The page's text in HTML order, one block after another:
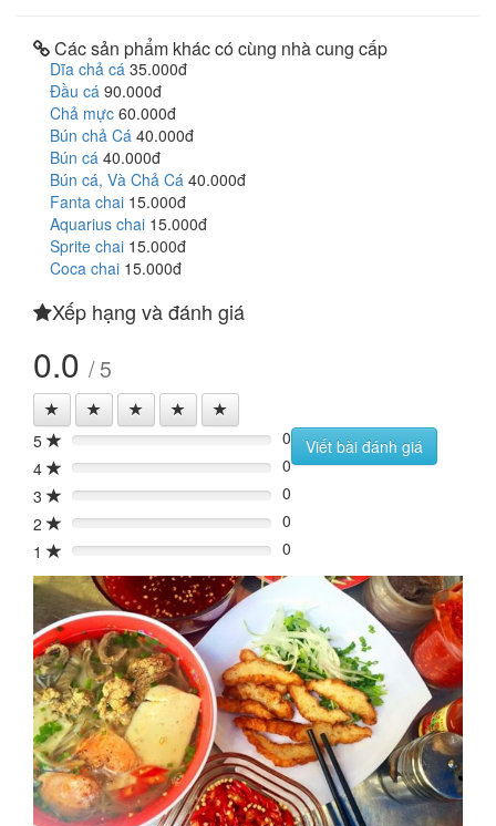
Các sản phẩm khác có cùng nhà cung cấp
Dĩa chả cá 35.000đ
Đầu cá 90.000đ
Chả mực 60.000đ
Bún chả Cá 40.000đ
Bún cá 40.000đ
Bún cá, Và Chả Cá 40.000đ
Fanta chai 15.000đ
Aquarius chai 15.000đ
Sprite chai 15.000đ
Coca chai 15.000đ
Xếp hạng và đánh giá
0.0 / 5
5 0%
0
4
0%
0
3
0%
0
2
0%
0
1
0% 0
Viết bài đánh giá